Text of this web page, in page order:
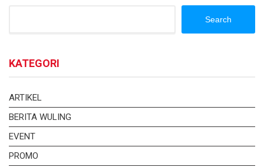
Search
KATEGORI
ARTIKEL
BERITA WULING
EVENT
PROMO